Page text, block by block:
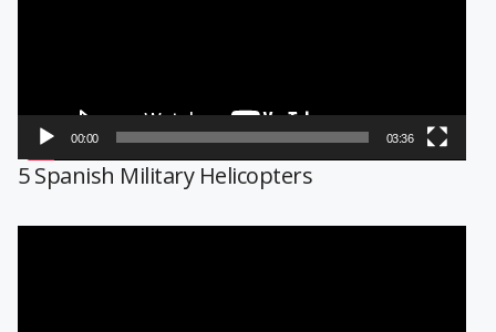
00:00 03:36
5 Spanish Military Helicopters